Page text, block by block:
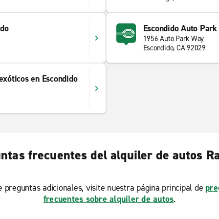
Escondido Auto Park
1956 Auto Park Way
Escondido, CA 92029
en Escondido
frecuentes del alquiler de autos
preguntas adicionales, visite nuestra página principal de
frecuentes sobre alquiler de autos.